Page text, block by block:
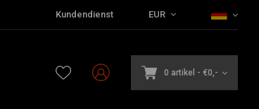
Kundendienst EUR
0 artikel - €0,-